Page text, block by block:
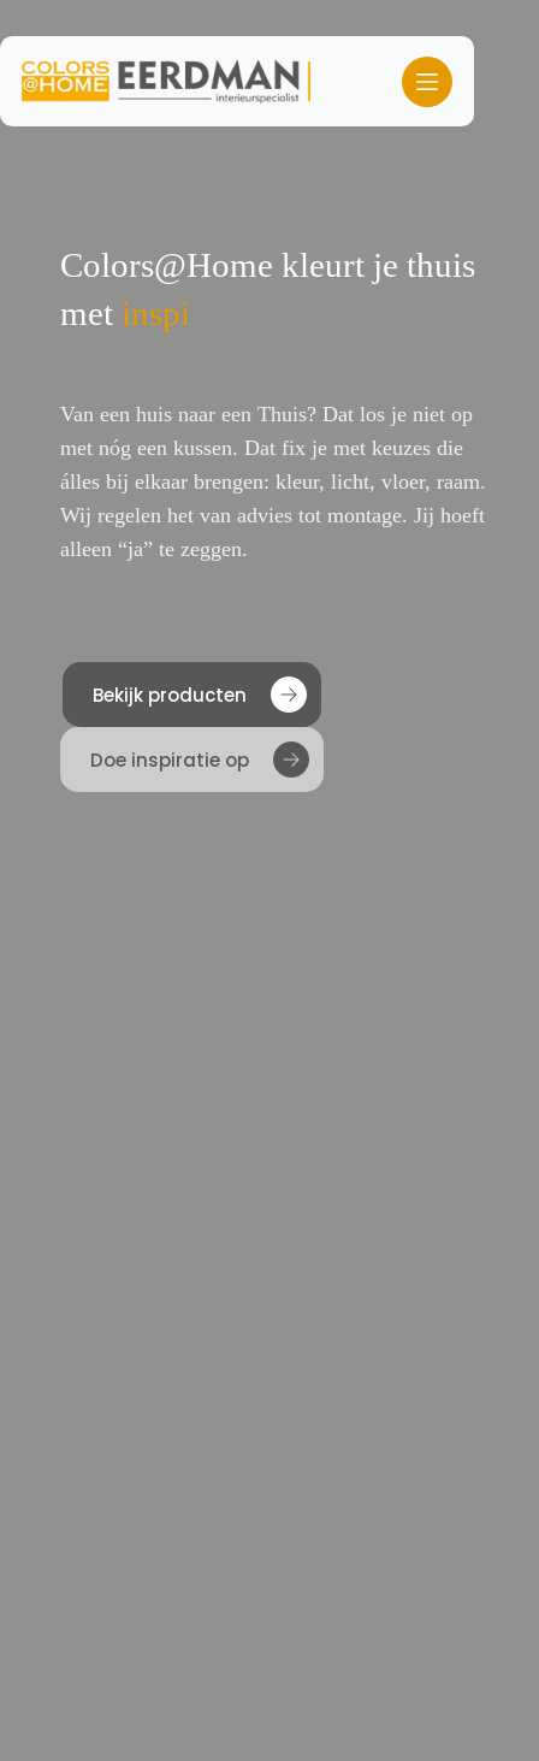
de
inhoud
Colors@Home kleurt je thuis
met l
Van een huis naar een Thuis? Dat los je niet op
met nóg een kussen. Dat fix je met keuzes die
álles bij elkaar brengen: kleur, licht, vloer, raam.
Wij regelen het van advies tot montage. Jij hoeft
alleen “ja” te zeggen.
Bekijk producten
Doe inspiratie op